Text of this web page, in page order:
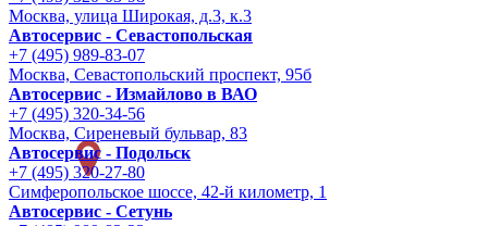
Москва, улица Широкая, д.3, к.3
Автосервис - Cевастопольская
+7 (495) 989-83-07
Москва, Севастопольский проспект, 95б
Автосервис - Измайлово в ВАО
+7 (495) 320-34-56
Москва, Сиреневый бульвар, 83
Автосервис - Подольск
+7 (495) 320-27-80
Симферопольское шоссе, 42-й километр, 1
Автосервис - Сетунь